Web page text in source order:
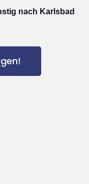
nach Karlsbad